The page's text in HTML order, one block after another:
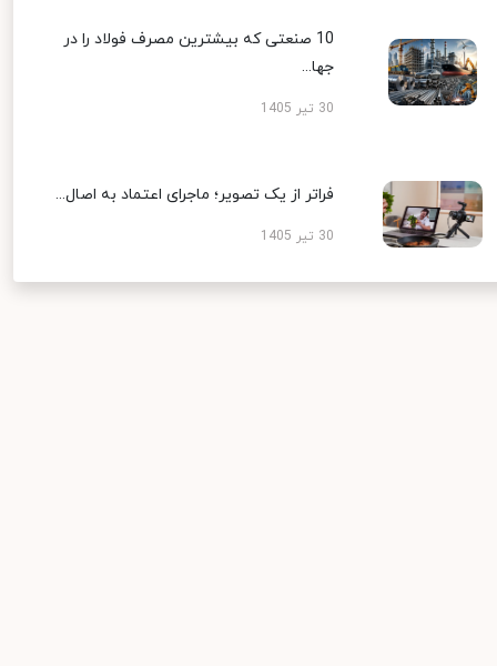
10 صنعتی که بیشترین مصرف فولاد را در
جها...
30 تیر 1405
فراتر از یک تصویر؛ ماجرای اعتماد به اصال...
30 تیر 1405